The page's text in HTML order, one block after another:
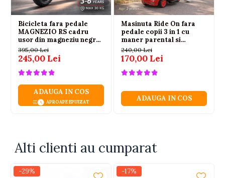
Bicicleta fara pedale
MAGNEZIO RS cadru
usor din magneziu negru
3-6 ani
395,00 Lei
245,00 Lei
ADAUGA IN COS
APROAPE EPUIZAT
Masinuta Ride On fara
pedale copii 3 in 1 cu
maner parental si
depozitare rosie, 2 ani+
240,00 Lei
170,00 Lei
ADAUGA IN COS
Alti clienti au cumparat
-29% -17%